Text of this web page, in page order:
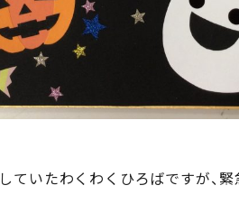
ていたわくわくひろばですが、